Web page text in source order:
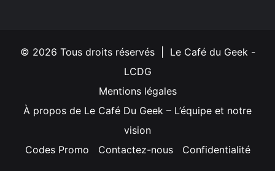
© 2026 Tous droits réservés | Le Café du Geek -
LCDG
Mentions légales
À propos de Le Café Du Geek – L’équipe et notre
vision
Codes Promo
Contactez-nous Confidentialité